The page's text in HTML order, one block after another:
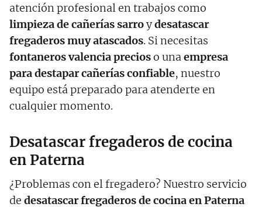
atención profesional en trabajos como
limpieza de cañerías sarroydesatascar
fregaderos muy atascados. Si necesitas
fontaneros valencia precioso unaempresa
para destapar cañerías confiable, nuestro
equipo está preparado para atenderte en
cualquier momento.
Desatascar fregaderos de cocina
en Paterna
¿Problemas con el fregadero? Nuestro servicio
de desatascar fregaderos de cocina enPaterna